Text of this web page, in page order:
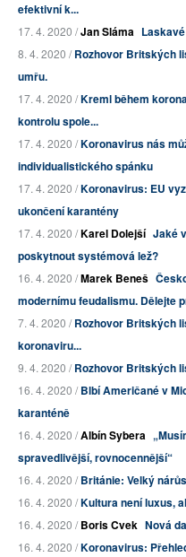
efektivní k...
17. 4. 2020 /Jan Sláma
8. 4. 2020 /Rozhovor Britských
umřu.
17. 4. 2020 /Kreml během
kontrolu spole...
17. 4. 2020 /Koronavirus nás
individualistického spánku
17. 4. 2020 /Koronavirus: EU
ukončení karantény
17. 4. 2020 /Karel Dolejší Jaké
poskytnout systémová lež?
16. 4. 2020 /Marek Beneš
modernímu feudalismu. Dělejte
7. 4. 2020 /Rozhovor Britských
koronaviru...
9. 4. 2020 /Rozhovor Britských
16. 4. 2020 /Blbí Američané v
karanténě
16. 4. 2020 /Albín Sybera
spravedlivější, rovnocennější“
16. 4. 2020 /Británie: Velký
16. 4. 2020 /Kultura není luxus,
16. 4. 2020 /Boris Cvek Nová
16. 4. 2020 /Koronavirus: